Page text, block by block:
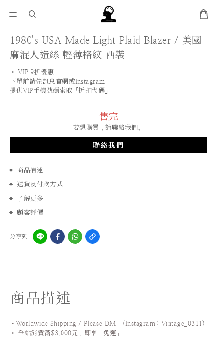
1980's USA Made Light Plaid Blazer / 美國
麻混人造絲 輕薄格紋 西裝
• VIP 9折優惠
下單前請先訊息官網或Instagram
提供VIP手機號碼索取「折扣代碼」
售完
若想購買，請聯絡我們。
聯絡我們
商品描述
送貨及付款方式
了解更多
顧客評價
分享到
商品描述
•Worldwide Shipping / Please DM (Instagram：Vintage_0311 )
•
全站消費滿$3,000元，即享「 免運 」